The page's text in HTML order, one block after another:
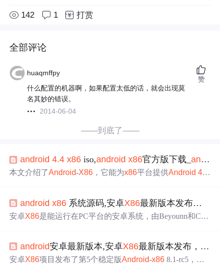
142 1 打赏
全部评论
huaqmffpy
什么配置的机器啊，如果配置太低的话，就会出现莫
名其妙的错误。
2014-06-04
赞
——到底了——
android 4.4 x86 iso,android x86官方版下载_android
本文介绍了Android-X86 ，它能为x86平台提供Android 4.4
作、内置谷歌网络服务等，同时指出系统存在输入法、屏
幕旋转等待优化问题。
android x86 系统源码,安卓X86最新版本发布，目前已支持大部分安卓程序
安卓X86是能运行在PC平台的安卓系统，由Beyounn和Cw
8.1 MR1，内核更新到4.19.122，修复权限问题等，可到官
网下载体验。
android安卓最新版本,安卓X86最新版本发布，目前已支持大部分安卓程序
安卓X86项目发布了第5个稳定版Android-x86 8.1-rc5，将